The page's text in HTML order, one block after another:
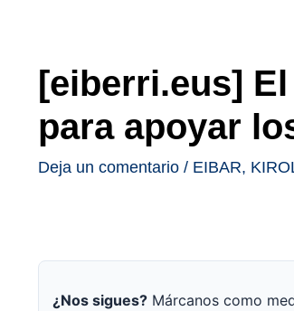
[eiberri.eus]
para apoyar
Deja un comentario / EIBAR,
¿Nos sigues? Márcanos como